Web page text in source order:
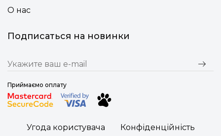
О нас
Подписаться на новинки
Приймаємо оплату
Угода користувача Конфіденційність